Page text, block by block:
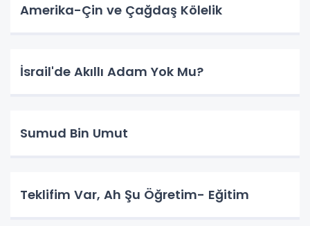
Amerika-Çin ve Çağdaş Kölelik
İsrail'de Akıllı Adam Yok Mu?
Sumud Bin Umut
Teklifim Var, Ah Şu Öğretim- Eğitim